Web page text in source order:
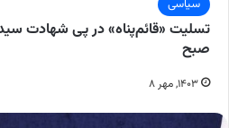
سیاسی
تسلیت «قائم‌پناه» در پی شهادت
صبح
۱۴۰۳, مهر ۸